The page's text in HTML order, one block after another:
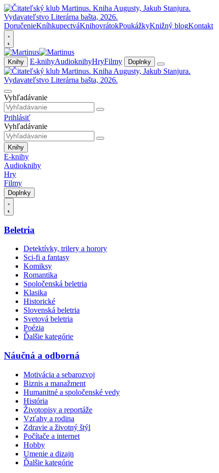
DoručenieKníhkupectváKnihovrátokPoukážkyKnižný blogKontakt
Knihy E-knihyAudioknihyHryFilmy Doplnky
Vyhľadávanie
Prihlásiť
Vyhľadávanie
Knihy
E-knihy
Audioknihy
Hry
Filmy
Doplnky
Beletria
Detektívky, trilery a horory
Sci-fi a fantasy
Komiksy
Romantika
Spoločenská beletria
Klasika
Historické
Slovenská beletria
Svetová beletria
Poézia
Ďalšie kategórie
Náučná a odborná
Motivácia a sebarozvoj
Biznis a manažment
Humanitné a spoločenské vedy
História
Životopisy a reportáže
Vzťahy a rodina
Zdravie a životný štýl
Počítače a internet
Hobby
Umenie a dizajn
Ďalšie kategórie